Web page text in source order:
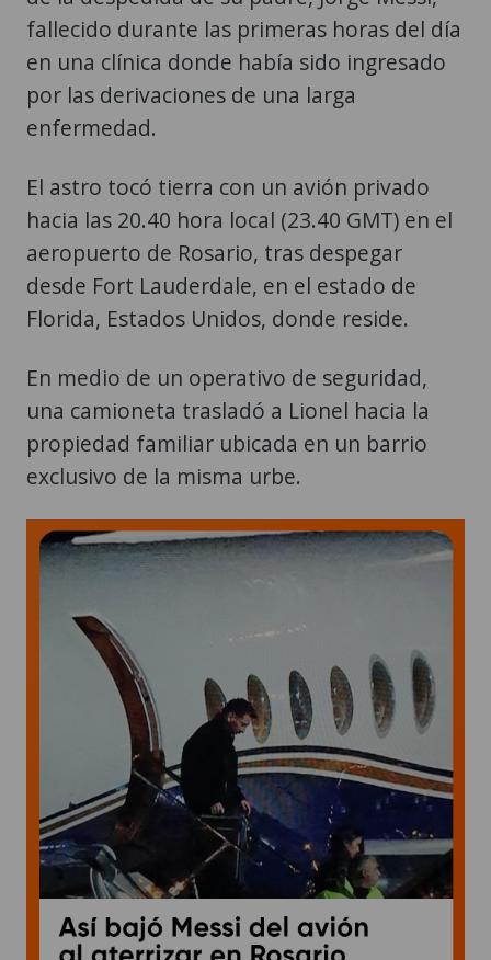
fallecido durante las primeras horas del día
en una clínica donde había sido ingresado
por las derivaciones de una larga
enfermedad.
El astro tocó tierra con un avión privado
hacia las 20.40 hora local (23.40 GMT) en el
aeropuerto de Rosario, tras despegar
desde Fort Lauderdale, en el estado de
Florida, Estados Unidos, donde reside.
En medio de un operativo de seguridad,
una camioneta trasladó a Lionel hacia la
propiedad familiar ubicada en un barrio
exclusivo de la misma urbe.